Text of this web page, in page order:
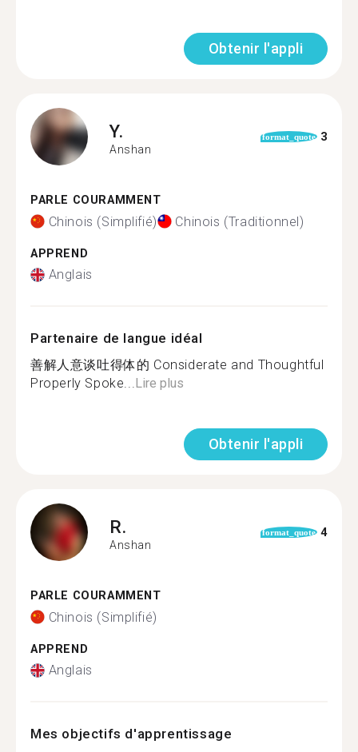
Obtenir l'appli
Y.
Anshan
format_quote 3
PARLE COURAMMENT
Chinois (Simplifié) Chinois (Traditionnel)
APPREND
Anglais
Partenaire de langue idéal
善解人意谈吐得体的 Considerate and Thoughtful
Properly Spoke...Lire plus
Obtenir l'appli
R.
Anshan
format_quote 4
PARLE COURAMMENT
Chinois (Simplifié)
APPREND
Anglais
Mes objectifs d'apprentissage